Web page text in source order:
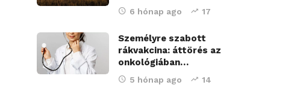
6 hónap ago 17
Személyre szabott
rákvakcina: áttörés az
onkológiában…
5 hónap ago 14